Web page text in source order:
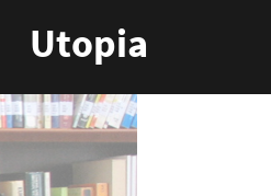
Utopia